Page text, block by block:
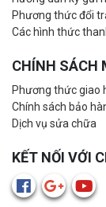
Phương thức đổi
Các hình thức
CHÍNH SÁCH
Phương thức giao
Chính sách bảo
Dịch vụ sửa chữa
KẾT NỐI VỚI